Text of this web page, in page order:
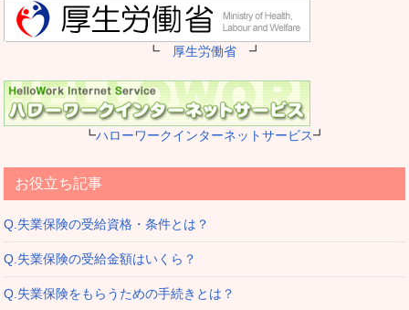
┗ 厚生労働省 ┛
┗ハローワークインターネットサービス┛
お役立ち記事
Q.失業保険の受給資格・条件とは？
Q.失業保険の受給金額はいくら？
Q.失業保険をもらうための手続きとは？